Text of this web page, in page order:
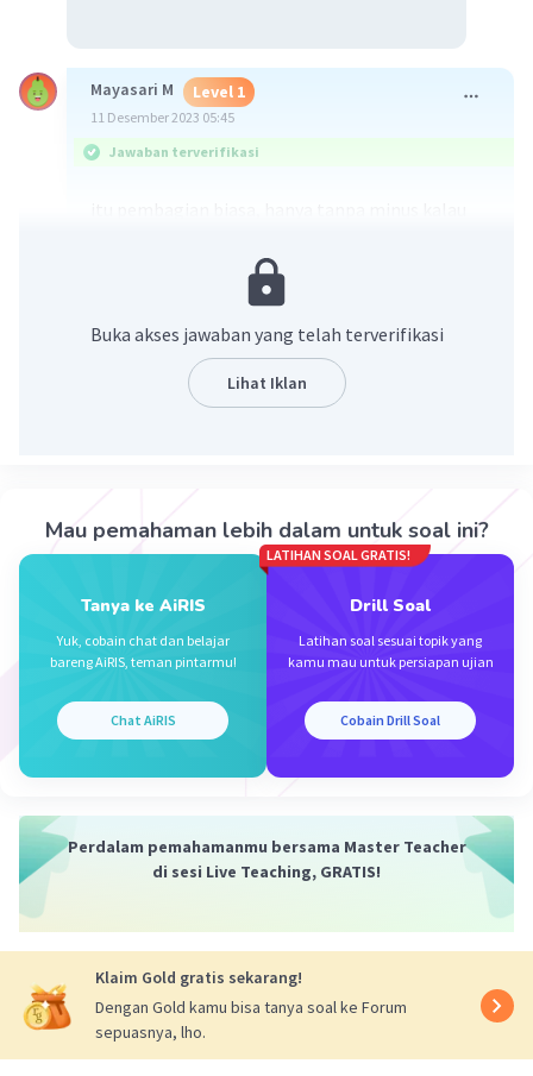
Mayasari M Level 1
11 Desember 2023 05:45
Jawaban terverifikasi
Buka akses jawaban yang telah terverifikasi
Lihat Iklan
Mau pemahaman lebih dalam untuk soal ini?
Tanya ke AiRIS
Yuk, cobain chat dan belajar
bareng AiRIS, teman pintarmu!
Chat AiRIS
LATIHAN SOAL GRATIS!
Drill Soal
Latihan soal sesuai topik yang
kamu mau untuk persiapan ujian
Cobain Drill Soal
Perdalam pemahamanmu bersama Master Teacher
di sesi Live Teaching, GRATIS!
Klaim Gold gratis sekarang!
Dengan Gold kamu bisa tanya soal ke Forum
sepuasnya, lho.